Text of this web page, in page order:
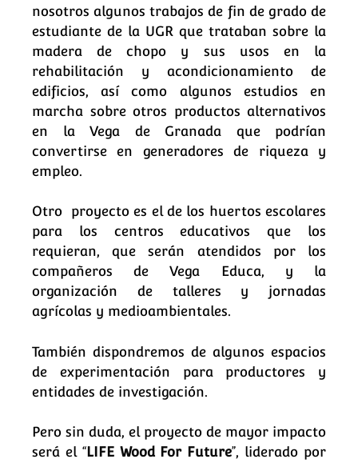
nosotros algunos trabajos de fin de grado de
estudiante de la UGR que trataban sobre la
madera de chopo y sus usos en la
rehabilitación y acondicionamiento de
edificios, así como algunos estudios en
marcha sobre otros productos alternativos
en la Vega de Granada que podrían
convertirse en generadores de riqueza y
empleo.
Otro proyecto es el de los huertos escolares
para los centros educativos que los
requieran, que serán atendidos por los
compañeros de Vega Educa, y la
organización de talleres y jornadas
agrícolas y medioambientales.
También dispondremos de algunos espacios
de experimentación para productores y
entidades de investigación.
Pero sin duda, el proyecto de mayor impacto
será el “LIFE Wood For Future”, liderado por